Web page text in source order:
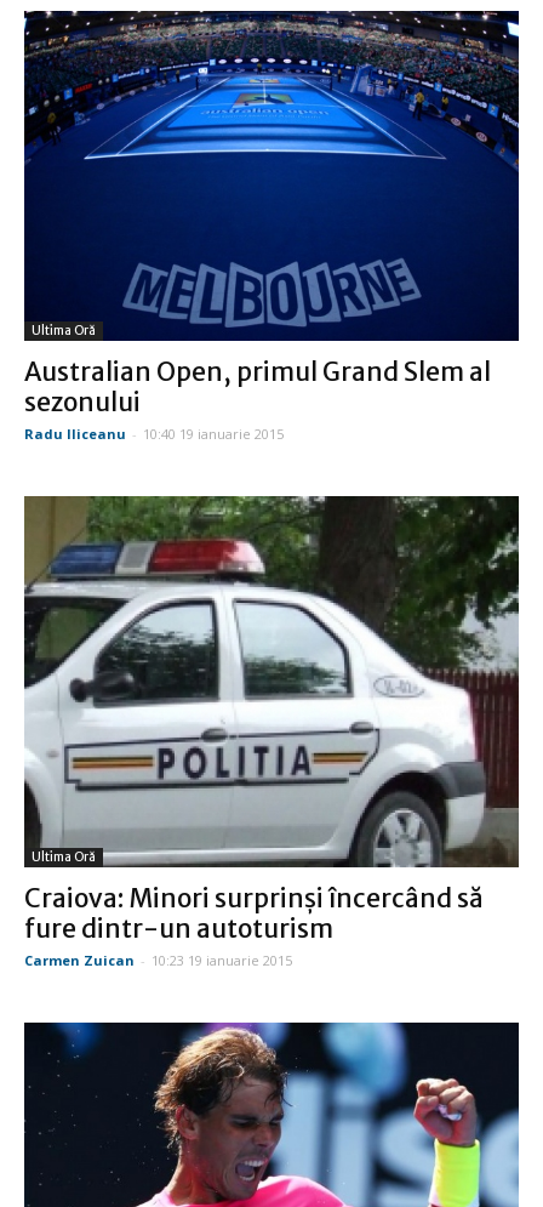
Ultima Oră
Australian Open, primul Grand Slem al
sezonului
Radu Iliceanu - 10:40 19 ianuarie 2015
Ultima Oră
Craiova: Minori surprinși încercând să
fure dintr-un autoturism
Carmen Zuican - 10:23 19 ianuarie 2015